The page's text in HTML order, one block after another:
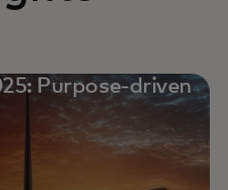
Purpose-driven
new tab